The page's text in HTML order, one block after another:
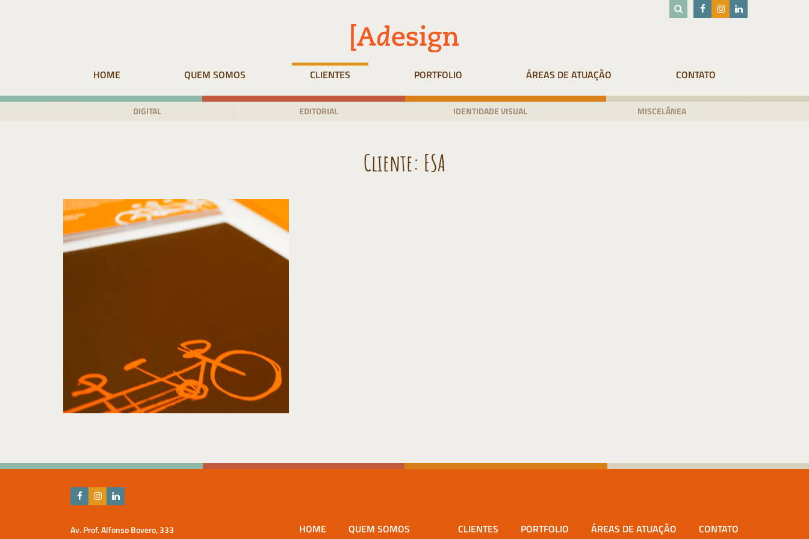
HOME QUEM SOMOS CLIENTES PORTFOLIO ÁREAS DE ATUAÇÃO CONTATO
DIGITAL EDITORIAL IDENTIDADE VISUAL MISCELÂNEA
Cliente: ESA
Av. Prof. Alfonso Bovero, 333
HOME
QUEM SOMOS
CLIENTES PORTFOLIO ÁREAS DE ATUAÇÃO CONTATO